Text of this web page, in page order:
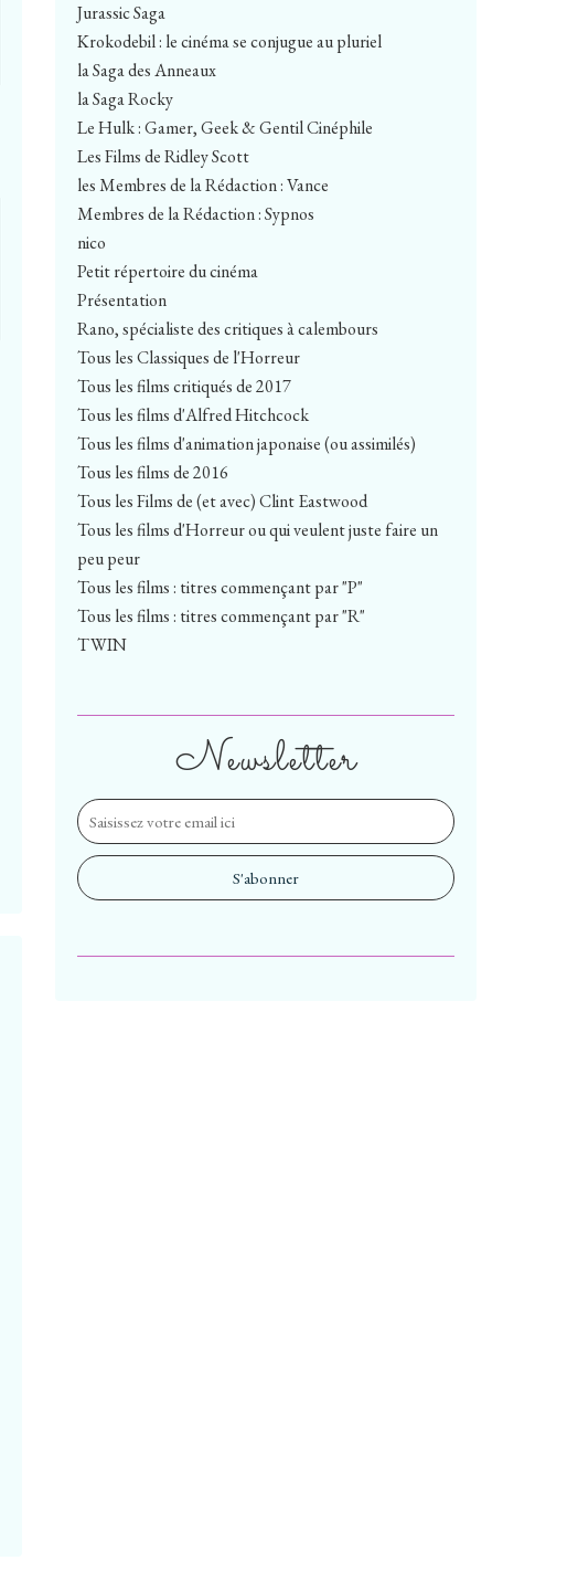
Newsletter
Jurassic Saga
Krokodebil : le cinéma se conjugue au pluriel
la Saga des Anneaux
la Saga Rocky
Le Hulk : Gamer, Geek & Gentil Cinéphile
Les Films de Ridley Scott
les Membres de la Rédaction : Vance
Membres de la Rédaction : Sypnos
nico
Petit répertoire du cinéma
Présentation
Rano, spécialiste des critiques à calembours
Tous les Classiques de l'Horreur
Tous les films critiqués de 2017
Tous les films d'Alfred Hitchcock
Tous les films d'animation japonaise (ou assimilés)
Tous les films de 2016
Tous les Films de (et avec) Clint Eastwood
Tous les films d'Horreur ou qui veulent juste faire un
peu peur
Tous les films : titres commençant par "P"
Tous les films : titres commençant par "R"
TWIN